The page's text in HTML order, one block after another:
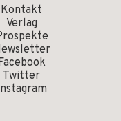
Kontakt
Verlag
Twitter